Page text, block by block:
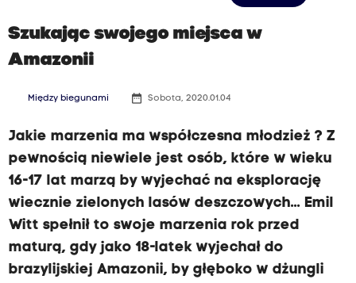
Szukając swojego miejsca w
Amazonii
Między biegunami date_range Sobota, 2020.01.04
Jakie marzenia ma współczesna młodzież ? Z
pewnością niewiele jest osób, które w wieku
16-17 lat marzą by wyjechać na eksplorację
wiecznie zielonych lasów deszczowych... Emil
Witt spełnił to swoje marzenia rok przed
maturą, gdy jako 18-latek wyjechał do
brazylijskiej Amazonii, by głęboko w dżungli